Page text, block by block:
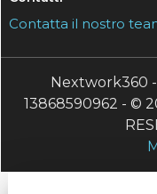
Contatta il nostro
Nextwork360
13868590962 - ©